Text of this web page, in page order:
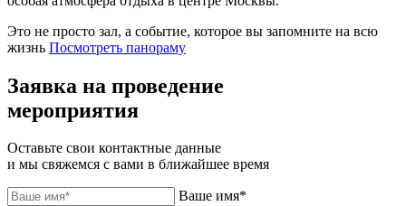
Это не просто зал, а событие, которое вы запомните на всю
жизнь Посмотреть панораму
Заявка на проведение
мероприятия
Оставьте свои контактные данные
и мы свяжемся с вами в ближайшее время
Ваше имя*